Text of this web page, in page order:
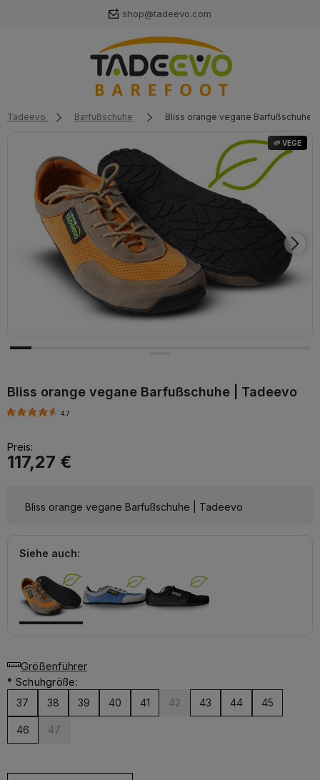
shop@tadeevo.com
Tadeevo Barfußschuhe Bliss orange vegane Barfußschuhe
🌱 VEGE
Bliss orange vegane Barfußschuhe | Tadeevo
4.7
Preis:
117,27 €
Bliss orange vegane Barfußschuhe | Tadeevo
Siehe auch:
Größenführer
* Schuhgröße:
37
38 39 40 41 42 43 44 45
46 47